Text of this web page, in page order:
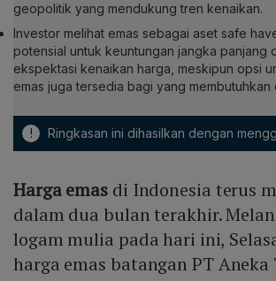
geopolitik yang mendukung tren kenaikan.
Investor melihat emas sebagai aset safe
potensial untuk keuntungan jangka panjang
ekspektasi kenaikan harga, meskipun opsi
emas juga tersedia bagi yang membutuhkan
! Ringkasan ini dihasilkan dengan
Harga emas di Indonesia terus
dalam dua bulan terakhir.
logam mulia pada hari ini,
harga emas batangan PT Aneka